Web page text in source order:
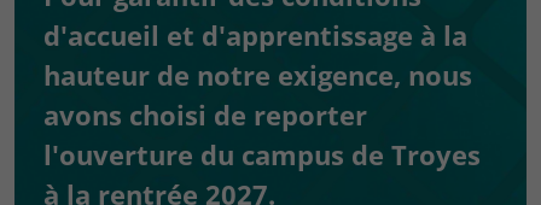
d'accueil et d'apprentissage à la
hauteur de notre exigence, nous
avons choisi de reporter
l'ouverture du campus de Troyes
à la rentrée 2027.